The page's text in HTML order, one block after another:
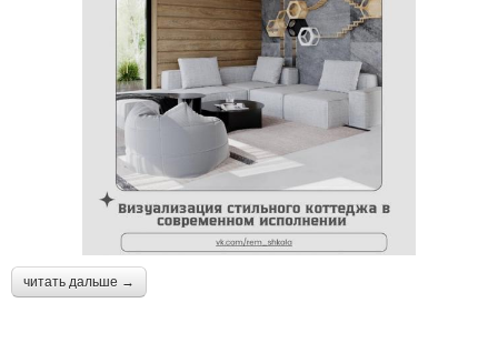
читать дальше →